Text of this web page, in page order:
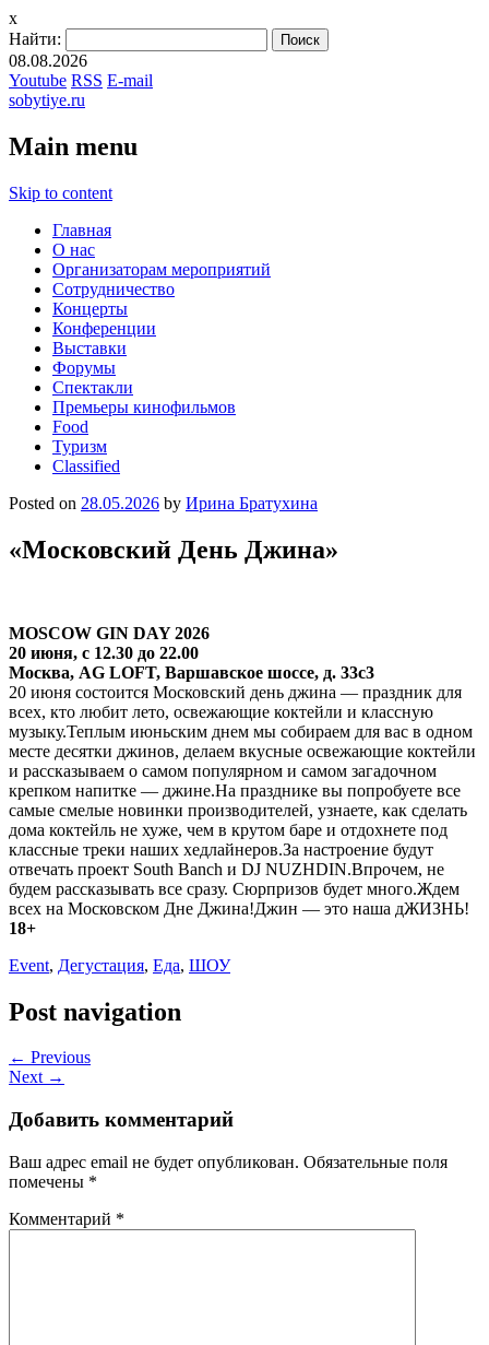
x
Найти:
08.08.2026
Youtube RSS E-mail
sobytiye.ru
Main menu
Skip to content
Главная
О нас
Организаторам мероприятий
Сотрудничество
Концерты
Конференции
Выставки
Форумы
Спектакли
Премьеры кинофильмов
Food
Туризм
Сlassified
Posted on 28.05.2026 by Ирина Братухина
«Московский День Джина»
MOSCOW GIN DAY 2026
20 июня, с 12.30 до 22.00
Москва, AG LOFT, Варшавское шоссе, д. 33с3
20 июня состоится Московский день джина — праздник для
всех, кто любит лето, освежающие коктейли и классную
музыку.Теплым июньским днем мы собираем для вас в одном
месте десятки джинов, делаем вкусные освежающие коктейли
и рассказываем о самом популярном и самом загадочном
крепком напитке — джине.На празднике вы попробуете все
самые смелые новинки производителей, узнаете, как сделать
дома коктейль не хуже, чем в крутом баре и отдохнете под
классные треки наших хедлайнеров.За настроение будут
отвечать проект South Banch и DJ NUZHDIN.Впрочем, не
будем рассказывать все сразу. Сюрпризов будет много.Ждем
всех на Московском Дне Джина!Джин — это наша дЖИЗНЬ!
18+
Event, Дегустация, Еда, ШОУ
Post navigation
← Previous
Next →
Добавить комментарий
Ваш адрес email не будет опубликован. Обязательные поля
помечены *
Комментарий *